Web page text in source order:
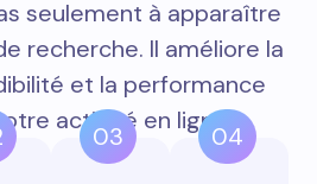
seulement à apparaître
recherche. Il améliore la
et la performance
activité en ligne.
03 04